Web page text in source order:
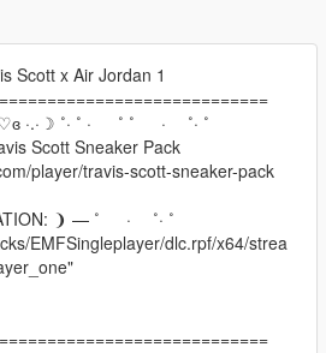
Scott x Air Jordan 1
·.·☽ ˚· ˚ · ˚ ˚ · ˚· ˚
Scott Sneaker Pack
player/travis-scott-sneaker-pack
❩ — ˚ · ˚· ˚
EMFSingleplayer/dlc.rpf/x64/strea